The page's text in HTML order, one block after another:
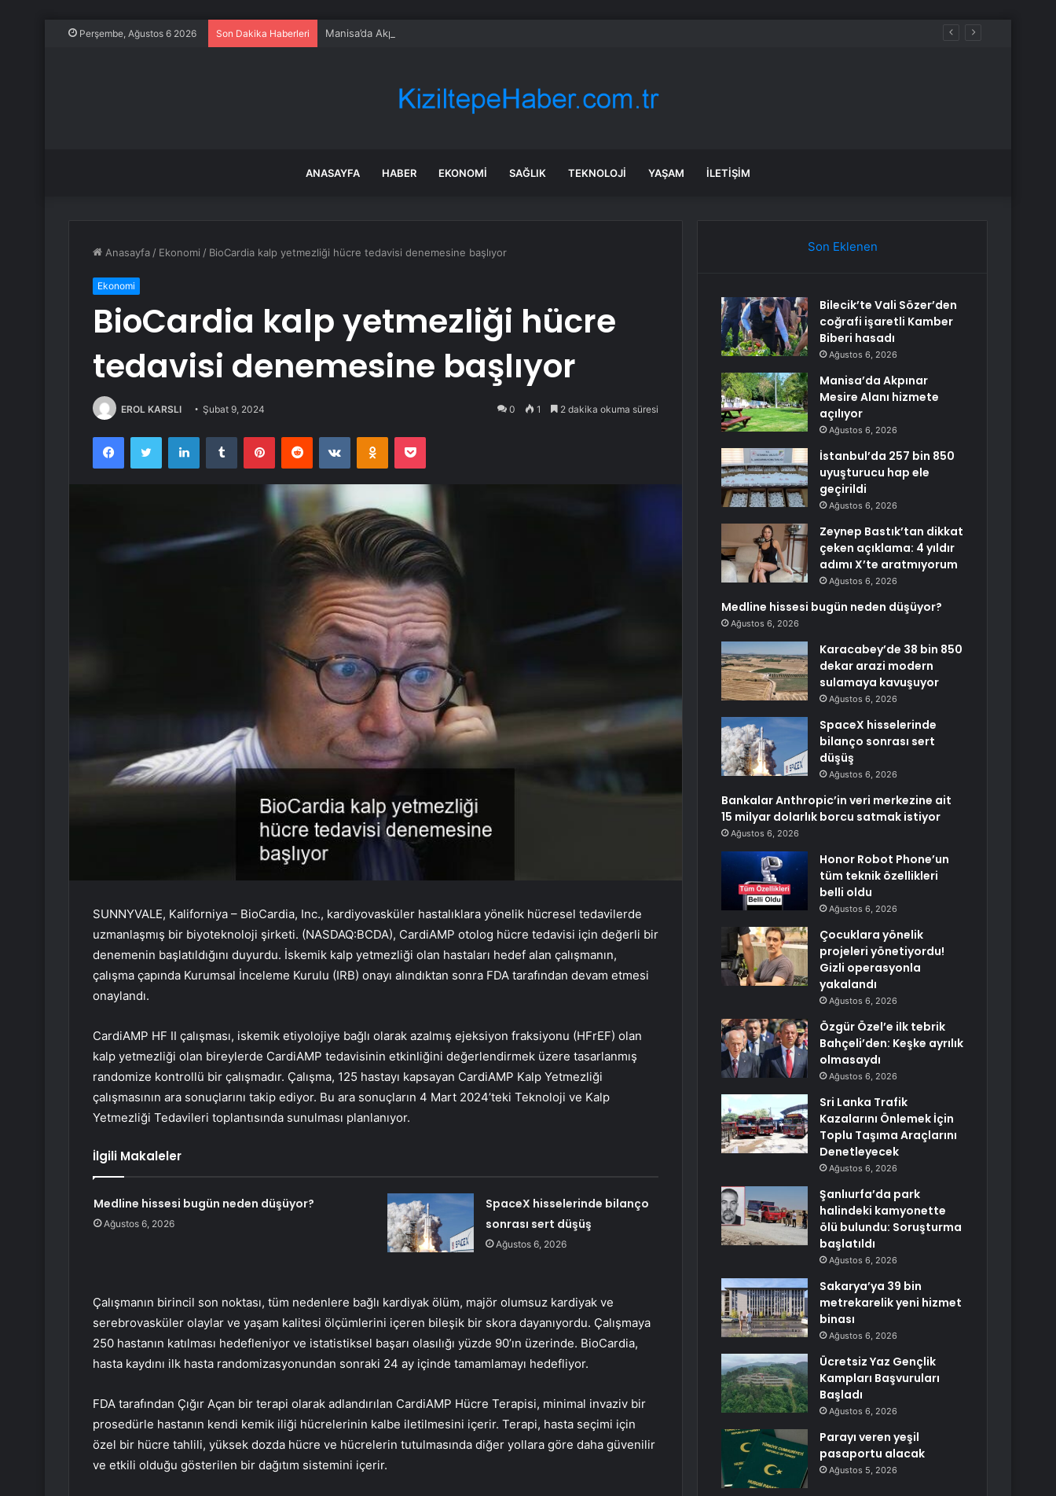
Perşembe, Ağustos 6 2026 Son Dakika Haberleri Manisa’da Akpınar Mesire Alanı hizmete açılıyor
ANASAYFA HABER EKONOMI SAĞLIK TEKNOLOJI YAŞAM İLETIŞIM
Anasayfa / Ekonomi / BioCardia kalp yetmezliği hücre tedavisi denemesine başlıyor
Ekonomi
BioCardia kalp yetmezliği hücre
tedavisi denemesine başlıyor
EROL KARSLI Şubat 9, 2024 0 1 2 dakika okuma süresi
FacebookTwitter LinkedInTumblr PinterestReddit VKontakteOdnoklassniki
Pocket
SUNNYVALE, Kaliforniya – BioCardia, Inc., kardiyovasküler hastalıklara yönelik hücresel tedavilerde
uzmanlaşmış bir biyoteknoloji şirketi. (NASDAQ:BCDA), CardiAMP otolog hücre tedavisi için değerli bir
denemenin başlatıldığını duyurdu. İskemik kalp yetmezliği olan hastaları hedef alan çalışmanın,
çalışma çapında Kurumsal İnceleme Kurulu (IRB) onayı alındıktan sonra FDA tarafından devam etmesi
onaylandı.
CardiAMP HF II çalışması, iskemik etiyolojiye bağlı olarak azalmış ejeksiyon fraksiyonu (HFrEF) olan
kalp yetmezliği olan bireylerde CardiAMP tedavisinin etkinliğini değerlendirmek üzere tasarlanmış
randomize kontrollü bir çalışmadır. Çalışma, 125 hastayı kapsayan CardiAMP Kalp Yetmezliği
çalışmasının ara sonuçlarını takip ediyor. Bu ara sonuçların 4 Mart 2024’teki Teknoloji ve Kalp
Yetmezliği Tedavileri toplantısında sunulması planlanıyor.
İlgili Makaleler
Medline hissesi bugün neden düşüyor?
Ağustos 6, 2026
SpaceX hisselerinde bilanço
sonrası sert düşüş
Ağustos 6, 2026
Çalışmanın birincil son noktası, tüm nedenlere bağlı kardiyak ölüm, majör olumsuz kardiyak ve
serebrovasküler olaylar ve yaşam kalitesi ölçümlerini içeren bileşik bir skora dayanıyordu. Çalışmaya
250 hastanın katılması hedefleniyor ve istatistiksel başarı olasılığı yüzde 90’ın üzerinde. BioCardia,
hasta kaydını ilk hasta randomizasyonundan sonraki 24 ay içinde tamamlamayı hedefliyor.
FDA tarafından Çığır Açan bir terapi olarak adlandırılan CardiAMP Hücre Terapisi, minimal invaziv bir
prosedürle hastanın kendi kemik iliği hücrelerinin kalbe iletilmesini içerir. Terapi, hasta seçimi için
özel bir hücre tahlili, yüksek dozda hücre ve hücrelerin tutulmasında diğer yollara göre daha güvenilir
ve etkili olduğu gösterilen bir dağıtım sistemini içerir.
Son Eklenen
Bilecik’te Vali Sözer’den
coğrafi işaretli Kamber
Biberi hasadı
Ağustos 6, 2026
Manisa’da Akpınar
Mesire Alanı hizmete
açılıyor
Ağustos 6, 2026
İstanbul’da 257 bin 850
uyuşturucu hap ele
geçirildi
Ağustos 6, 2026
Zeynep Bastık’tan dikkat
çeken açıklama: 4 yıldır
adımı X’te aratmıyorum
Ağustos 6, 2026
Medline hissesi bugün neden düşüyor?
Ağustos 6, 2026
Karacabey’de 38 bin 850
dekar arazi modern
sulamaya kavuşuyor
Ağustos 6, 2026
SpaceX hisselerinde
bilanço sonrası sert
düşüş
Ağustos 6, 2026
Bankalar Anthropic’in veri merkezine ait
15 milyar dolarlık borcu satmak istiyor
Ağustos 6, 2026
Honor Robot Phone’un
tüm teknik özellikleri
belli oldu
Ağustos 6, 2026
Çocuklara yönelik
projeleri yönetiyordu!
Gizli operasyonla
yakalandı
Ağustos 6, 2026
Özgür Özel’e ilk tebrik
Bahçeli’den: Keşke ayrılık
olmasaydı
Ağustos 6, 2026
Sri Lanka Trafik
Kazalarını Önlemek İçin
Toplu Taşıma Araçlarını
Denetleyecek
Ağustos 6, 2026
Şanlıurfa’da park
halindeki kamyonette
ölü bulundu: Soruşturma
başlatıldı
Ağustos 6, 2026
Sakarya’ya 39 bin
metrekarelik yeni hizmet
binası
Ağustos 6, 2026
Ücretsiz Yaz Gençlik
Kampları Başvuruları
Başladı
Ağustos 6, 2026
Parayı veren yeşil
pasaportu alacak
Ağustos 5, 2026